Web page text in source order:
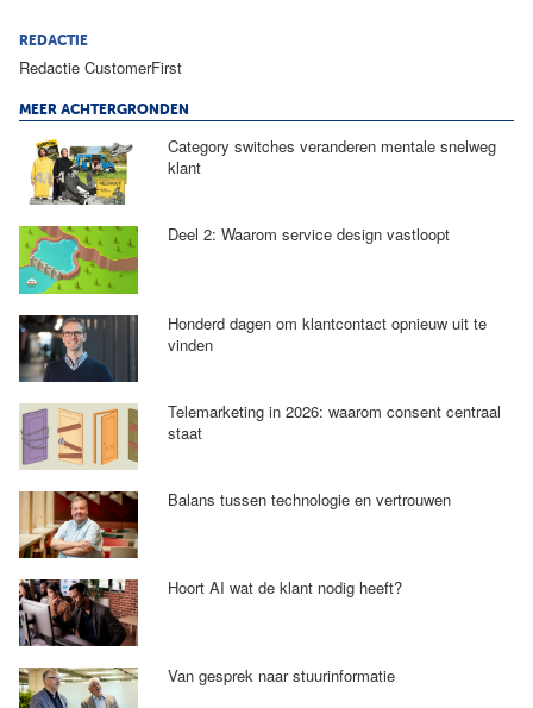
REDACTIE
Redactie CustomerFirst
MEER ACHTERGRONDEN
Category switches veranderen mentale snelweg
klant
Deel 2: Waarom service design vastloopt
Honderd dagen om klantcontact opnieuw uit te
vinden
Telemarketing in 2026: waarom consent centraal
staat
Balans tussen technologie en vertrouwen
Hoort AI wat de klant nodig heeft?
Van gesprek naar stuurinformatie